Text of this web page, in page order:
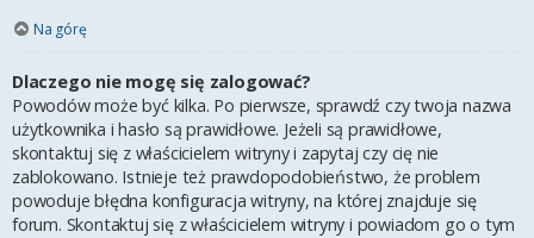
Na górę
Dlaczego nie mogę się zalogować?
Powodów może być kilka. Po pierwsze, sprawdź czy twoja nazwa
użytkownika i hasło są prawidłowe. Jeżeli są prawidłowe,
skontaktuj się z właścicielem witryny i zapytaj czy cię nie
zablokowano. Istnieje też prawdopodobieństwo, że problem
powoduje błędna konfiguracja witryny, na której znajduje się
forum. Skontaktuj się z właścicielem witryny i powiadom go o tym